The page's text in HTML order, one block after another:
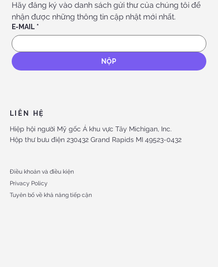
Hãy đăng ký vào danh sách gửi thư của chúng tôi để
nhận được những thông tin cập nhật mới nhất.
E-MAIL *
NỘP
LIÊN HỆ
Hiệp hội người Mỹ gốc Á khu vực Tây Michigan, Inc.
Hộp thư bưu điện 230432 Grand Rapids MI 49523-0432
Điều khoản và điều kiện
Privacy Policy
Tuyên bố về khả năng tiếp cận